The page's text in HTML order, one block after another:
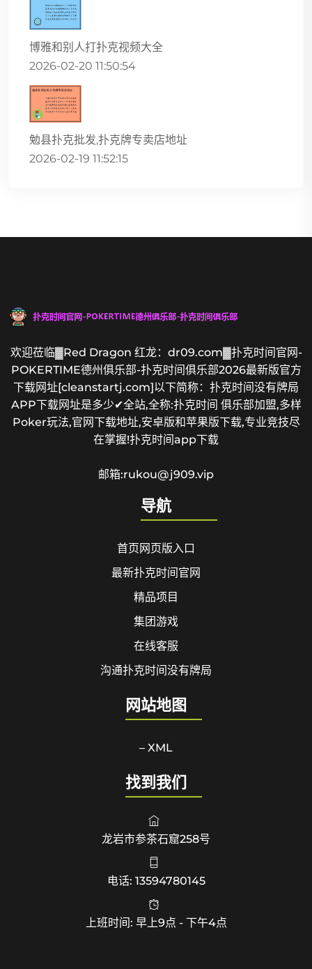
博雅和别人打扑克视频大全
2026-02-20 11:50:54
勉县扑克批发,扑克牌专卖店地址
2026-02-19 11:52:15
欢迎莅临▓Red Dragon 红龙：dr09.com▓扑克时间官网-
POKERTIME德州俱乐部-扑克时间俱乐部2026最新版官方
下载网址[cleanstartj.com]以下简称：扑克时间没有牌局
APP下载网址是多少✔全站,全称:扑克时间 俱乐部加盟,多样
Poker玩法,官网下载地址,安卓版和苹果版下载,专业竞技尽
在掌握!扑克时间app下载
邮箱:rukou@j909.vip
导航
首页网页版入口
最新扑克时间官网
精品项目
集团游戏
在线客服
沟通扑克时间没有牌局
网站地图
– XML
找到我们
龙岩市参茶石窟258号
电话: 13594780145
上班时间: 早上9点 - 下午4点